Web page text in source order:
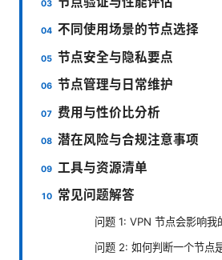
不同使用场景的节点选择
节点安全与隐私要点
节点管理与日常维护
费用与性价比分析
潜在风险与合规注意事项
工具与资源清单
常见问题解答
问题 1: VPN 节点会影响我
问题 2: 如何判断一个节点